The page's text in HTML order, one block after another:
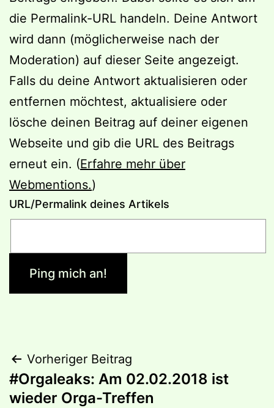
die Permalink-URL handeln. Deine Antwort
wird dann (möglicherweise nach der
Moderation) auf dieser Seite angezeigt.
Falls du deine Antwort aktualisieren oder
entfernen möchtest, aktualisiere oder
lösche deinen Beitrag auf deiner eigenen
Webseite und gib die URL des Beitrags
erneut ein. (Erfahre mehr über
Webmentions.)
URL/Permalink deines Artikels
Beitragsnavigation
Vorheriger Beitrag
#Orgaleaks: Am 02.02.2018 ist
wieder Orga-Treffen